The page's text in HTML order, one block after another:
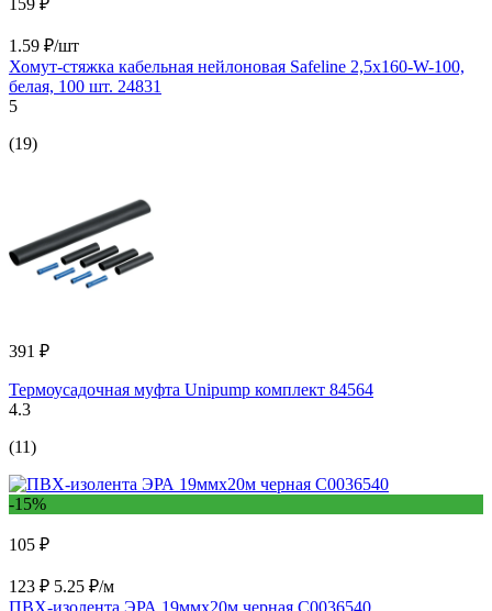
159 ₽
1.59 ₽/шт
Хомут-стяжка кабельная нейлоновая Safeline 2,5x160-W-100,
белая, 100 шт. 24831
5
(19)
391 ₽
Термоусадочная муфта Unipump комплект 84564
4.3
(11)
-15%
105 ₽
123 ₽ 5.25 ₽/м
ПВХ-изолента ЭРА 19ммх20м черная C0036540